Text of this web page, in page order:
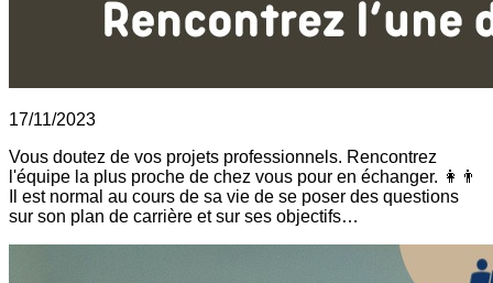
17/11/2023
Vous doutez de vos projets professionnels. Rencontrez
l'équipe la plus proche de chez vous pour en échanger. 👩👨
Il est normal au cours de sa vie de se poser des questions
sur son plan de carrière et sur ses objectifs…